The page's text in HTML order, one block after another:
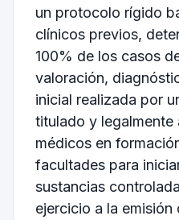
un protocolo rígido
clínicos previos,
100% de los casos
valoración,
inicial realizada por
titulado y
médicos en
facultades para
sustancias
ejercicio a la emisión